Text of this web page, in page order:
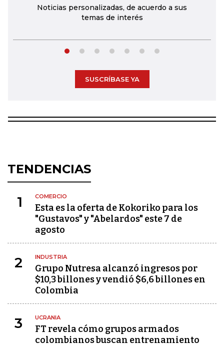
Noticias personalizadas, de acuerdo a sus
temas de interés
SUSCRÍBASE YA
TENDENCIAS
1 COMERCIO
Esta es la oferta de Kokoriko para los
"Gustavos" y "Abelardos" este 7 de
agosto
2 INDUSTRIA
Grupo Nutresa alcanzó ingresos por
$10,3 billones y vendió $6,6 billones en
Colombia
3 UCRANIA
FT revela cómo grupos armados
colombianos buscan entrenamiento